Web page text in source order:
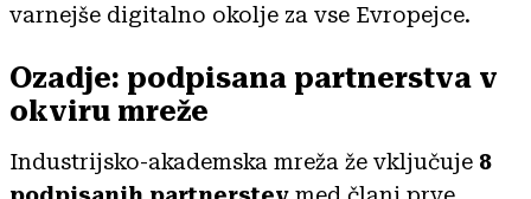
varnejše digitalno okolje za vse Evropejce.
Ozadje: podpisana partnerstva v
okviru mreže
Industrijsko-akademska mreža že vključuje 8